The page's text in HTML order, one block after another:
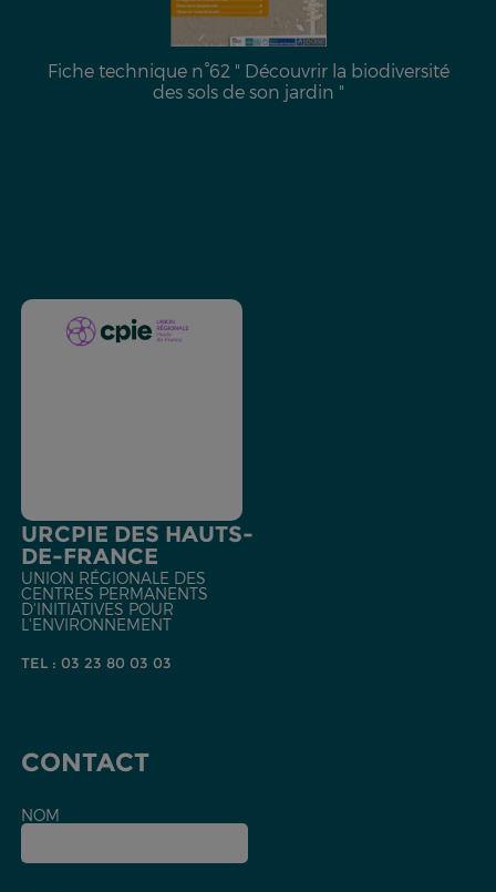
Fiche technique n°62 " Découvrir la biodiversité
des sols de son jardin "
URCPIE DES HAUTS-
DE-FRANCE
UNION RÉGIONALE DES
CENTRES PERMANENTS
D'INITIATIVES POUR
L'ENVIRONNEMENT
TEL : 03 23 80 03 03
CONTACT
NOM